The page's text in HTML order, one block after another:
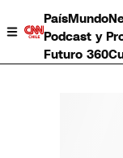
PaísMundo
Podcast y
Futuro 360